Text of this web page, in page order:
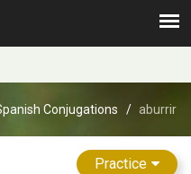
Conjugations aburrir
Practice